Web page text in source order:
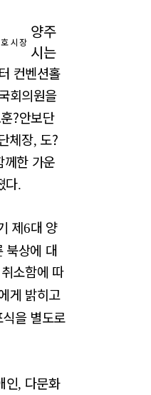
시장
양주
시는
컨벤션홀
회의원을
?안보단
체장, 도?
께한 가운
다.
제6대 양
북상에 대
소함에 따
게 밝히고
을 별도로
인, 다문화